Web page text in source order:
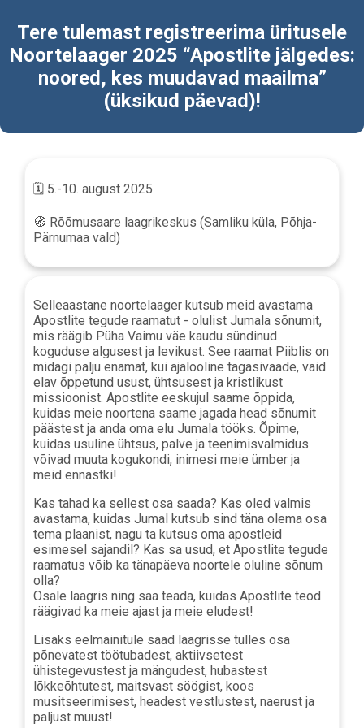
Tere tulemast registreerima üritusele
Noortelaager 2025 “Apostlite jälgedes:
noored, kes muudavad maailma”
(üksikud päevad)!
🗓️ 5.-10. august 2025
🧭 Rõõmusaare laagrikeskus (Samliku küla, Põhja-
Pärnumaa vald)
Selleaastane noortelaager kutsub meid avastama
Apostlite tegude raamatut - olulist Jumala sõnumit,
mis räägib Püha Vaimu väe kaudu sündinud
koguduse algusest ja levikust. See raamat Piiblis on
midagi palju enamat, kui ajalooline tagasivaade, vaid
elav õppetund usust, ühtsusest ja kristlikust
missioonist. Apostlite eeskujul saame õppida,
kuidas meie noortena saame jagada head sõnumit
päästest ja anda oma elu Jumala tööks. Õpime,
kuidas usuline ühtsus, palve ja teenimisvalmidus
võivad muuta kogukondi, inimesi meie ümber ja
meid ennastki!
Kas tahad ka sellest osa saada? Kas oled valmis
avastama, kuidas Jumal kutsub sind täna olema osa
tema plaanist, nagu ta kutsus oma apostleid
esimesel sajandil? Kas sa usud, et Apostlite tegude
raamatus võib ka tänapäeva noortele oluline sõnum
olla?
Osale laagris ning saa teada, kuidas Apostlite teod
räägivad ka meie ajast ja meie eludest!
Lisaks eelmainitule saad laagrisse tulles osa
põnevatest töötubadest, aktiivsetest
ühistegevustest ja mängudest, hubastest
lõkkeõhtutest, maitsvast söögist, koos
musitseerimisest, headest vestlustest, naerust ja
paljust muust!